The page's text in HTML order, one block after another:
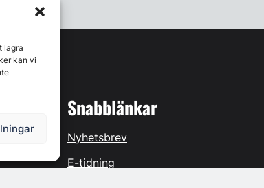
lagra
kan vi
Snabblänkar
Nyhetsbrev
E-tidning